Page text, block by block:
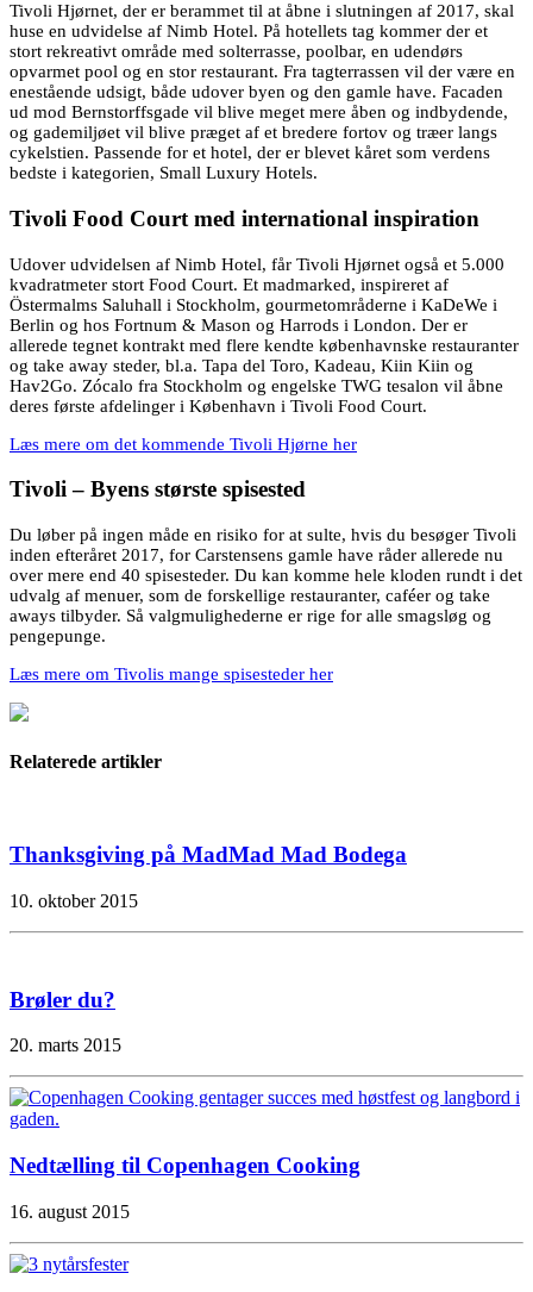
Tivoli Hjørnet, der er berammet til at åbne i slutningen af 2017, skal
huse en udvidelse af Nimb Hotel. På hotellets tag kommer der et
stort rekreativt område med solterrasse, poolbar, en udendørs
opvarmet pool og en stor restaurant. Fra tagterrassen vil der være en
enestående udsigt, både udover byen og den gamle have. Facaden
ud mod Bernstorffsgade vil blive meget mere åben og indbydende,
og gademiljøet vil blive præget af et bredere fortov og træer langs
cykelstien. Passende for et hotel, der er blevet kåret som verdens
bedste i kategorien, Small Luxury Hotels.
Tivoli Food Court med international inspiration
Udover udvidelsen af Nimb Hotel, får Tivoli Hjørnet også et 5.000
kvadratmeter stort Food Court. Et madmarked, inspireret af
Östermalms Saluhall i Stockholm, gourmetområderne i KaDeWe i
Berlin og hos Fortnum & Mason og Harrods i London. Der er
allerede tegnet kontrakt med flere kendte københavnske restauranter
og take away steder, bl.a. Tapa del Toro, Kadeau, Kiin Kiin og
Hav2Go. Zócalo fra Stockholm og engelske TWG tesalon vil åbne
deres første afdelinger i København i Tivoli Food Court.
Læs mere om det kommende Tivoli Hjørne her
Tivoli – Byens største spisested
Du løber på ingen måde en risiko for at sulte, hvis du besøger Tivoli
inden efteråret 2017, for Carstensens gamle have råder allerede nu
over mere end 40 spisesteder. Du kan komme hele kloden rundt i det
udvalg af menuer, som de forskellige restauranter, caféer og take
aways tilbyder. Så valgmulighederne er rige for alle smagsløg og
pengepunge.
Læs mere om Tivolis mange spisesteder her
Relaterede artikler
Thanksgiving på MadMad Mad Bodega
10. oktober 2015
Brøler du?
20. marts 2015
Nedtælling til Copenhagen Cooking
16. august 2015